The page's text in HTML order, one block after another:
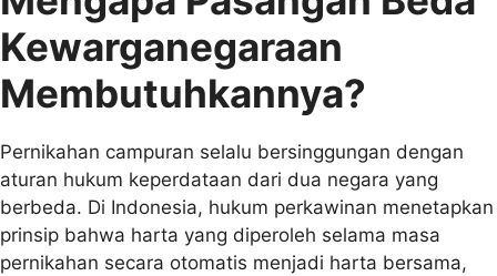
Kewarganegaraan
Membutuhkannya?
Pernikahan campuran selalu bersinggungan dengan
aturan hukum keperdataan dari dua negara yang
berbeda. Di Indonesia, hukum perkawinan menetapkan
prinsip bahwa harta yang diperoleh selama masa
pernikahan secara otomatis menjadi harta bersama,